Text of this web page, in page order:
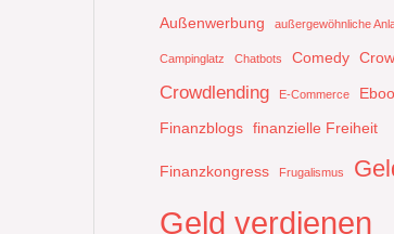
Außenwerbung außergewöhnliche
Campinglatz Chatbots Comedy
Crowdlending E-Commerce
Finanzblogs finanzielle Freiheit
Finanzkongress Frugalismus
Geld verdienen